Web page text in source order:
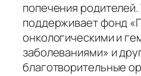
попечения
поддерживает фонд
онкологическими и
заболеваниями» и
благотворительные